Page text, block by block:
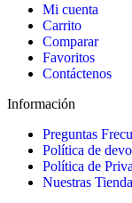
Mi cuenta
Carrito
Comparar
Favoritos
Contáctenos
Información
Preguntas
Política de
Política de
Nuestras